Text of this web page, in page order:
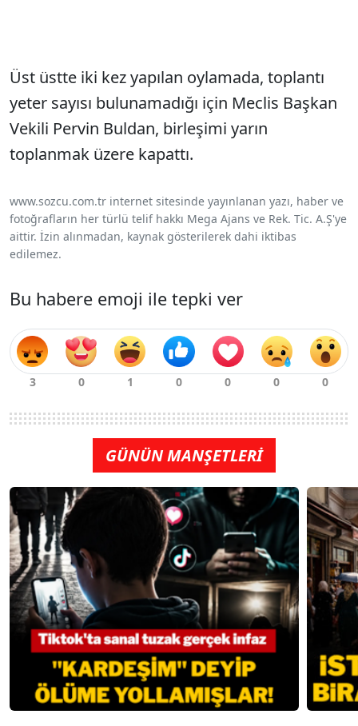
Üst üstte iki kez yapılan oylamada, toplantı
yeter sayısı bulunamadığı için Meclis Başkan
Vekili Pervin Buldan, birleşimi yarın
toplanmak üzere kapattı.
www.sozcu.com.tr internet sitesinde yayınlanan yazı, haber ve
fotoğrafların her türlü telif hakkı Mega Ajans ve Rek. Tic. A.Ş'ye
aittir. İzin alınmadan, kaynak gösterilerek dahi iktibas
edilemez.
Bu habere emoji ile tepki ver
GÜNÜN MANŞETLERİ